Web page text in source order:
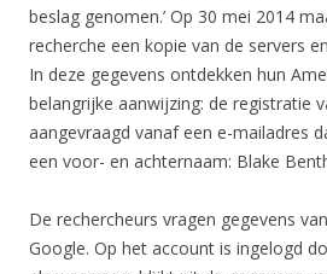
beslag genomen.’ Op 30 mei 2014
recherche een kopie van de servers
In deze gegevens ontdekken hun
belangrijke aanwijzing: de registratie
aangevraagd vanaf een e-mailadres
een voor- en achternaam: Blake
De rechercheurs vragen gegevens
Google. Op het account is ingelogd